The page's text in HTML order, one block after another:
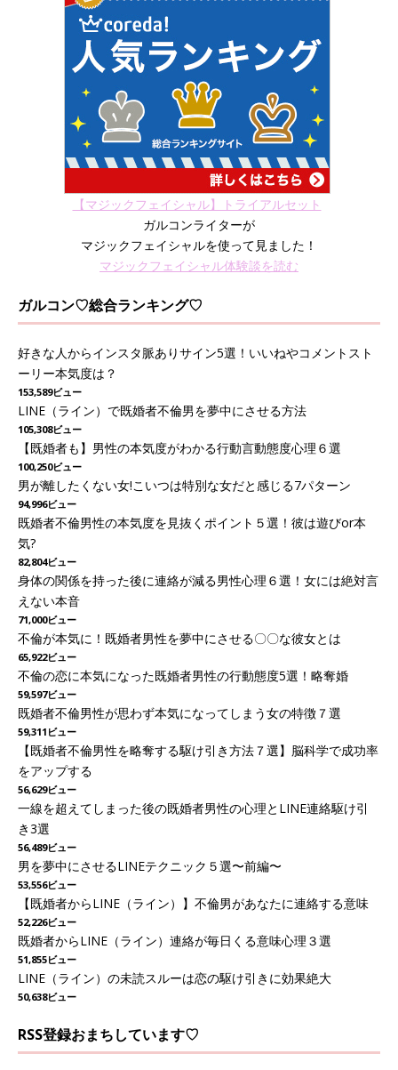
【マジックフェイシャル】トライアルセット
ガルコンライターが
マジックフェイシャルを使って見ました！
マジックフェイシャル体験談を読む
ガルコン♡総合ランキング♡
好きな人からインスタ脈ありサイン5選！いいねやコメントスト
ーリー本気度は？
153,589ビュー
LINE（ライン）で既婚者不倫男を夢中にさせる方法
105,308ビュー
【既婚者も】男性の本気度がわかる行動言動態度心理６選
100,250ビュー
男が離したくない女!こいつは特別な女だと感じる7パターン
94,996ビュー
既婚者不倫男性の本気度を見抜くポイント５選！彼は遊びor本
気?
82,804ビュー
身体の関係を持った後に連絡が減る男性心理６選！女には絶対言
えない本音
71,000ビュー
不倫が本気に！既婚者男性を夢中にさせる〇〇な彼女とは
65,922ビュー
不倫の恋に本気になった既婚者男性の行動態度5選！略奪婚
59,597ビュー
既婚者不倫男性が思わず本気になってしまう女の特徴７選
59,311ビュー
【既婚者不倫男性を略奪する駆け引き方法７選】脳科学で成功率
をアップする
56,629ビュー
一線を超えてしまった後の既婚者男性の心理とLINE連絡駆け引
き3選
56,489ビュー
男を夢中にさせるLINEテクニック５選〜前編〜
53,556ビュー
【既婚者からLINE（ライン）】不倫男があなたに連絡する意味
52,226ビュー
既婚者からLINE（ライン）連絡が毎日くる意味心理３選
51,855ビュー
LINE（ライン）の未読スルーは恋の駆け引きに効果絶大
50,638ビュー
RSS登録おまちしています♡